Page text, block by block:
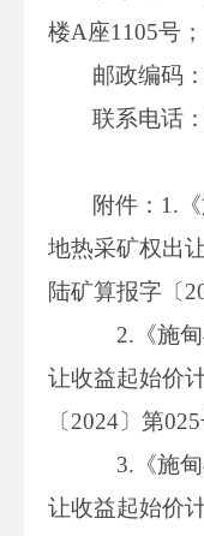
楼A座1105号；
邮政编码
联系电话
附件：1.
地热采矿权出
陆矿算报字〔
2.《施甸
让收益起始价
〔2024〕第025
3.《施甸
让收益起始价